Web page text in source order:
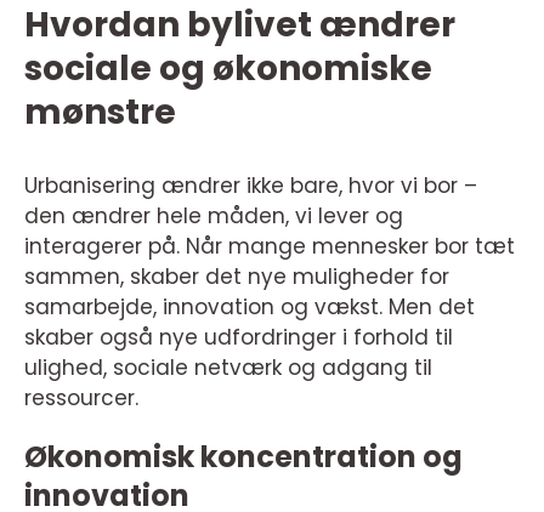
Hvordan bylivet ændrer
sociale og økonomiske
mønstre
Urbanisering ændrer ikke bare, hvor vi bor –
den ændrer hele måden, vi lever og
interagerer på. Når mange mennesker bor tæt
sammen, skaber det nye muligheder for
samarbejde, innovation og vækst. Men det
skaber også nye udfordringer i forhold til
ulighed, sociale netværk og adgang til
ressourcer.
Økonomisk koncentration og
innovation